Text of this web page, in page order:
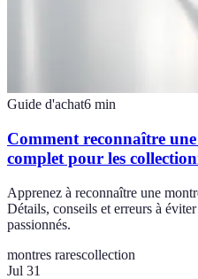
Guide d'achat6 min
Comment reconnaître
complet pour les
Apprenez à reconnaître une
Détails, conseils et erreurs à
passionnés.
montres rarescollection
Jul 31